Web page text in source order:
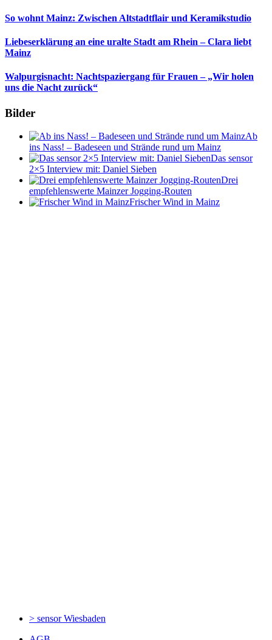
So wohnt Mainz: Zwischen Altstadtflair und Keramikstudio
Liebeserklärung an eine uralte Stadt am Rhein – Clara liebt
Mainz
Walpurgisnacht: Nachtspaziergang für Frauen – „Wir holen
uns die Nacht zurück“
Bilder
Ab
ins Nass! – Badeseen und Strände rund um Mainz
Das sensor
2×5 Interview mit: Daniel Sieben
Drei
empfehlenswerte Mainzer Jogging-Routen
Frischer Wind in Mainz
> sensorWiesbaden